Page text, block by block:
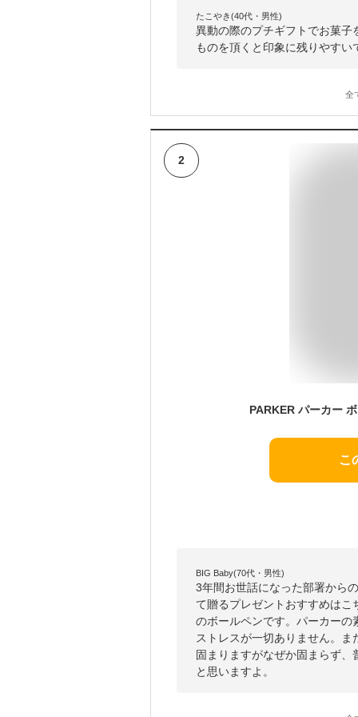
たこやき(40代・男性)
異動の際のプチギフトでお菓
ものを頂くと印象に残りやすい
全
2
こ
BIG Baby(70代・男性)
3年間お世話になった部署から
て贈るプレゼントおすすめは
のボールペンです。パーカー
ストレスが一切ありません。
固まりますがなぜか固まらず
と思いますよ。